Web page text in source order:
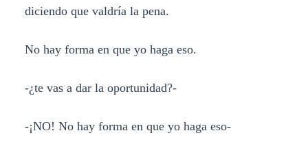
diciendo que valdría la pena.
No hay forma en que yo haga eso.
-¿te vas a dar la oportunidad?-
-¡NO! No hay forma en que yo haga eso-